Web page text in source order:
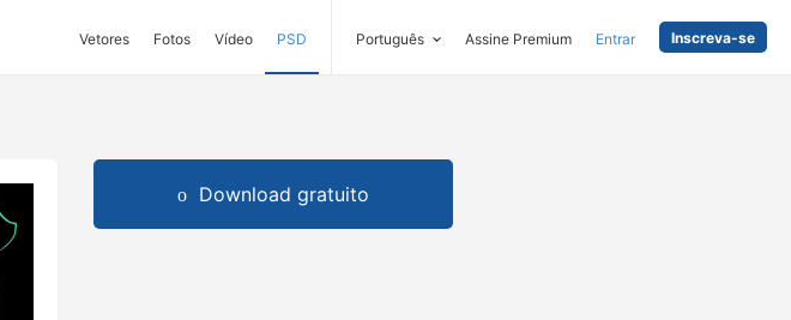
Vetores Fotos Vídeo PSD Português Assine Premium Entrar Inscreva-se
Download gratuito